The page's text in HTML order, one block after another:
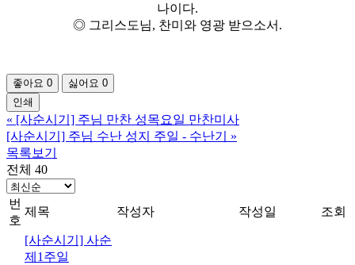
나이다.
◎ 그리스도님, 찬미와 영광 받으소서.
좋아요 0 싫어요 0
인쇄
« [사순시기] 주님 만찬 성목요일 만찬미사
[사순시기] 주님 수난 성지 주일 - 수난기
»
목록보기
전체 40
번
호
제목 작성자 작성일 조회
[사순시기] 사순
제1주일